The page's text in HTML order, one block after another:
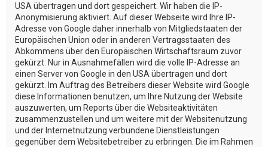
USA übertragen und dort gespeichert. Wir haben die IP-
Anonymisierung aktiviert. Auf dieser Webseite wird Ihre IP-
Adresse von Google daher innerhalb von Mitgliedstaaten der
Europäischen Union oder in anderen Vertragsstaaten des
Abkommens über den Europäischen Wirtschaftsraum zuvor
gekürzt. Nur in Ausnahmefällen wird die volle IP-Adresse an
einen Server von Google in den USA übertragen und dort
gekürzt. Im Auftrag des Betreibers dieser Website wird Google
diese Informationen benutzen, um Ihre Nutzung der Website
auszuwerten, um Reports über die Websiteaktivitäten
zusammenzustellen und um weitere mit der Websitenutzung
und der Internetnutzung verbundene Dienstleistungen
gegenüber dem Websitebetreiber zu erbringen. Die im Rahmen